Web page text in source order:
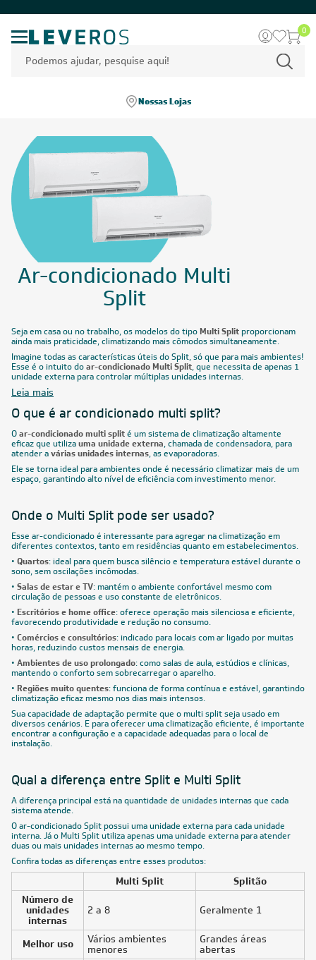
0
Nossas Lojas
Ar-condicionado Multi
Split
Seja em casa ou no trabalho, os modelos do tipo Multi Splitproporcionam
ainda mais praticidade, climatizando mais cômodos simultaneamente.
Imagine todas as características úteis do Split, só que para mais ambientes!
Esse é o intuito doar-condicionado Multi Split, que necessita de apenas 1
unidade externa para controlar múltiplas unidades internas.
Leia mais
O que é ar condicionado multi split?
Oar-condicionado multi splité um sistema de climatização altamente
eficaz que utilizauma unidade externa, chamada de condensadora, para
atender avárias unidades internas, as evaporadoras.
Ele se torna ideal para ambientes onde é necessário climatizar mais de um
espaço, garantindo alto nível de eficiência com investimento menor.
Onde o Multi Split pode ser usado?
Esse ar-condicionado é interessante para agregar na climatização em
diferentes contextos, tanto em residências quanto em estabelecimentos.
• Quartos: ideal para quem busca silêncio e temperatura estável durante o
sono, sem oscilações incômodas.
• Salas de estar e TV: mantém o ambiente confortável mesmo com
circulação de pessoas e uso constante de eletrônicos.
• Escritórios e home office: oferece operação mais silenciosa e eficiente,
favorecendo produtividade e redução no consumo.
• Comércios e consultórios: indicado para locais com ar ligado por muitas
horas, reduzindo custos mensais de energia.
• Ambientes de uso prolongado: como salas de aula, estúdios e clínicas,
mantendo o conforto sem sobrecarregar o aparelho.
• Regiões muito quentes: funciona de forma contínua e estável, garantindo
climatização eficaz mesmo nos dias mais intensos.
Sua capacidade de adaptação permite que o multi split seja usado em
diversos cenários. E para oferecer uma climatização eficiente, é importante
encontrar a configuração e a capacidade adequadas para o local de
instalação.
Qual a diferença entre Split e Multi Split
A diferença principal está na quantidade de unidades internas que cada
sistema atende.
O ar-condicionado Split possui uma unidade externa para cada unidade
interna. Já o Multi Split utiliza apenas uma unidade externa para atender
duas ou mais unidades internas ao mesmo tempo.
Confira todas as diferenças entre esses produtos:
Multi Split
Splitão
Número de
unidades
internas
2 a 8 Geralmente 1
Melhor uso
Vários ambientes
menores
Grandes áreas
abertas